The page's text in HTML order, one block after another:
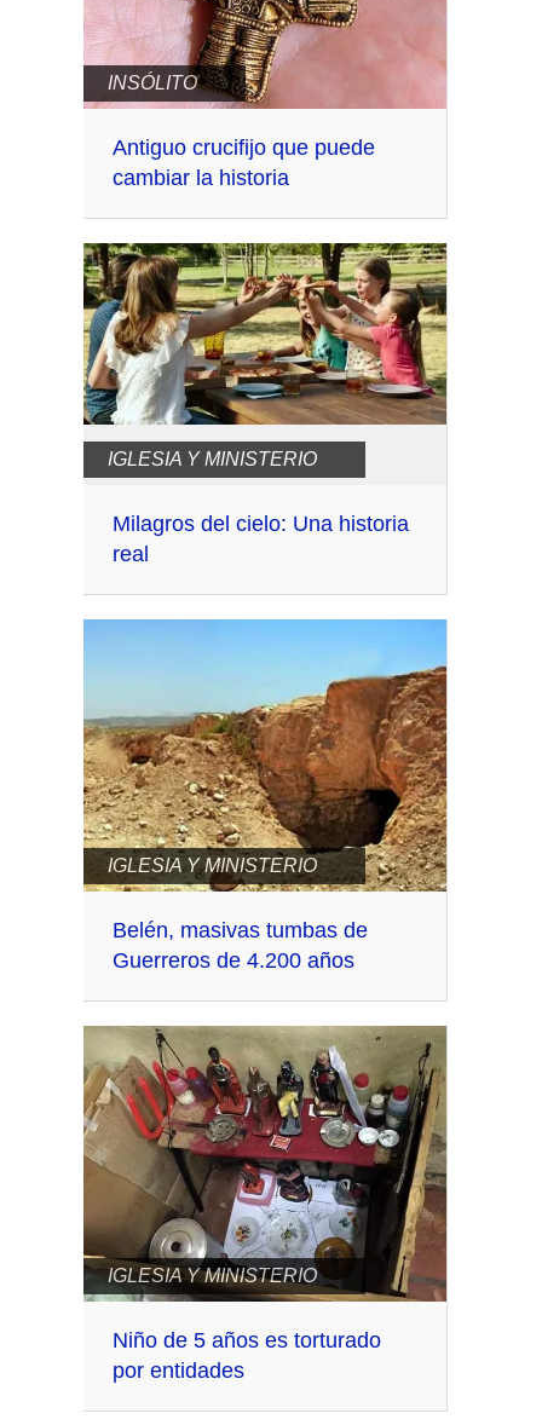
INSÓLITO
Antiguo crucifijo que puede
cambiar la historia
IGLESIA Y MINISTERIO
Milagros del cielo: Una historia
real
IGLESIA Y MINISTERIO
Belén, masivas tumbas de
Guerreros de 4.200 años
IGLESIA Y MINISTERIO
Niño de 5 años es torturado
por entidades